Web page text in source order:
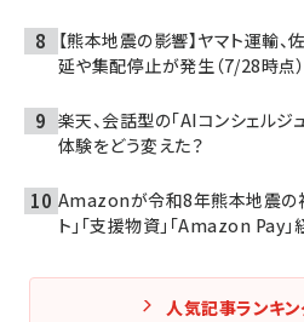
【熊本地震の影響】ヤマト運輸
延や集配停止が発生（7/28時点）
楽天、会話型の「AIコンシェルジ
体験をどう変えた？
Amazonが令和8年熊本地震の
ト」「支援物資」「Amazon Pay
人気記事ランキン